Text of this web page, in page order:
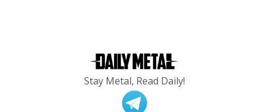
Stay Metal, Read Daily!